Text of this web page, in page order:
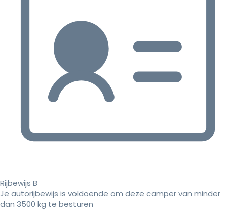
Rijbewijs B
Je autorijbewijs is voldoende om deze camper van minder
dan 3500 kg te besturen